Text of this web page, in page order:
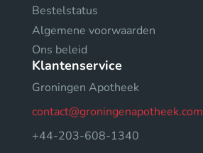
Bestelstatus
Algemene voorwaarden
Ons beleid
Klantenservice
Groningen Apotheek
contact@groningenapotheek.com
+44-203-608-1340